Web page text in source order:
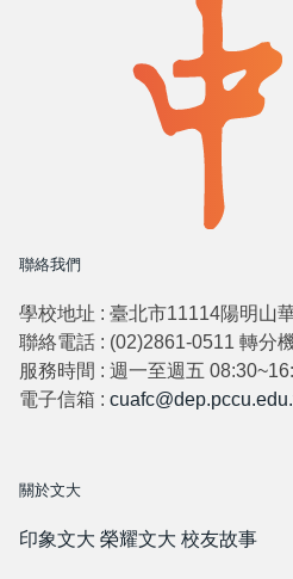
聯絡我們
學校地址 : 臺北市11114陽明山
聯絡電話 : (02)2861-0511 轉分
服務時間 : 週一至週五
電子信箱 :
關於文大
印象文大 榮耀文大 校友故事